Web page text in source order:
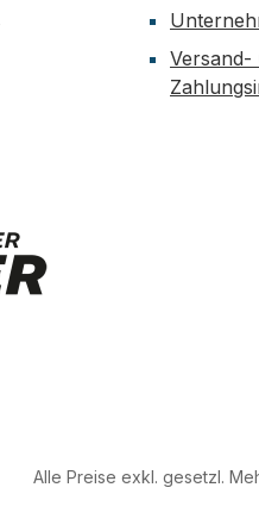
Versand-
Alle Preise exkl. gesetzl.